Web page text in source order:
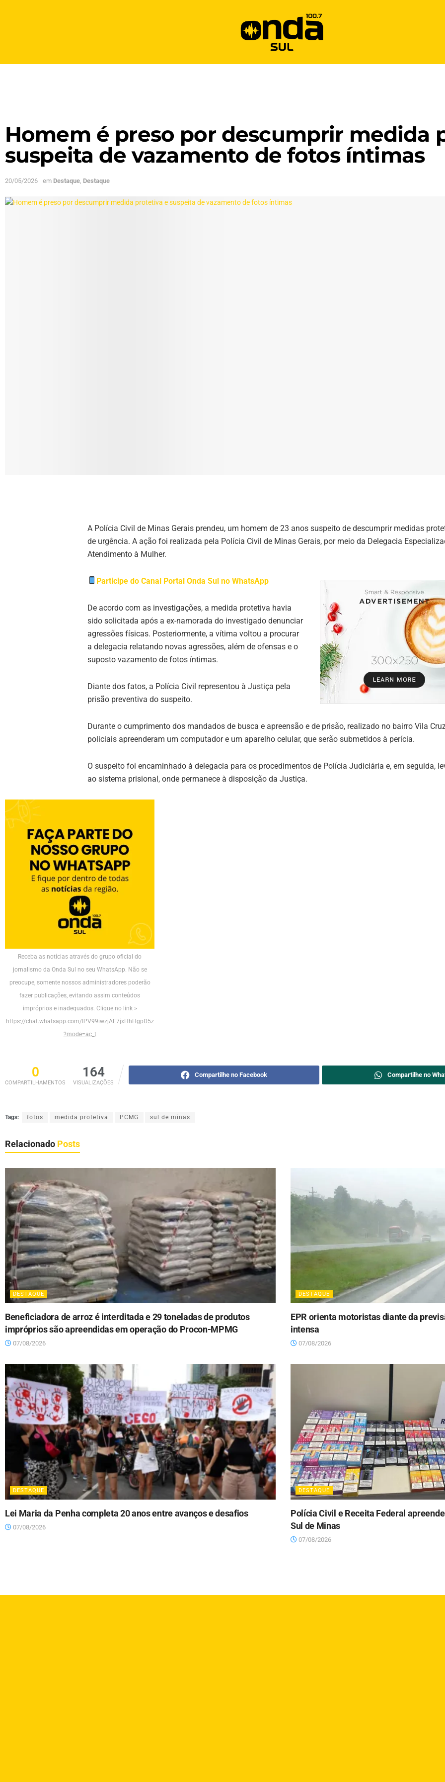
Homem é preso por descumprir medida
suspeita de vazamento de fotos íntimas
20/05/2026 em Destaque Destaque
A Polícia Civil de Minas Gerais prendeu, um homem de 23 anos suspeito de descumprir medidas
de urgência. A ação foi realizada pela Polícia Civil de Minas Gerais, por meio da Delegacia
Atendimento à Mulher.
Participe do Canal Portal Onda Sul no WhatsApp
De acordo com as investigações, a medida protetiva havia
sido solicitada após a ex-namorada do investigado denunciar
agressões físicas. Posteriormente, a vítima voltou a procurar
a delegacia relatando novas agressões, além de ofensas e o
suposto vazamento de fotos íntimas.
Diante dos fatos, a Polícia Civil representou à Justiça pela
prisão preventiva do suspeito.
Durante o cumprimento dos mandados de busca e apreensão e de prisão, realizado no bairro Vila
policiais apreenderam um computador e um aparelho celular, que serão submetidos à perícia.
O suspeito foi encaminhado à delegacia para os procedimentos de Polícia Judiciária e, em seguida,
ao sistema prisional, onde permanece à disposição da Justiça.
Receba as notícias através do grupo oficial do
jornalismo da Onda Sul no seu WhatsApp. Não se
preocupe, somente nossos administradores poderão
fazer publicações, evitando assim conteúdos
impróprios e inadequados. Clique no link >
https://chat.whatsapp.com/IPV99iwzjAE7jxHhHgpD5z
?mode=ac_t
0
COMPARTILHAMENTOS
164
VISUALIZAÇÕES
Compartilhe no Facebook Compartilhe no
Tags: fotos medida protetiva PCMG sul de minas
Relacionado Posts
DESTAQUE
Beneficiadora de arroz é interditada e 29 toneladas de produtos
impróprios são apreendidas em operação do Procon-MPMG
07/08/2026
DESTAQUE
EPR orienta motoristas diante da
intensa
07/08/2026
DESTAQUE
Lei Maria da Penha completa 20 anos entre avanços e desafios
07/08/2026
DESTAQUE
Polícia Civil e Receita Federal
Sul de Minas
07/08/2026